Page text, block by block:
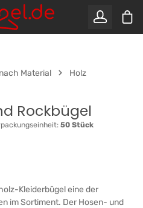
Material Holz
von 0 von 5 Sternen
Rockbügel
50 Stück
Kleiderbügel eine der
im Sortiment. Der Hosen- und